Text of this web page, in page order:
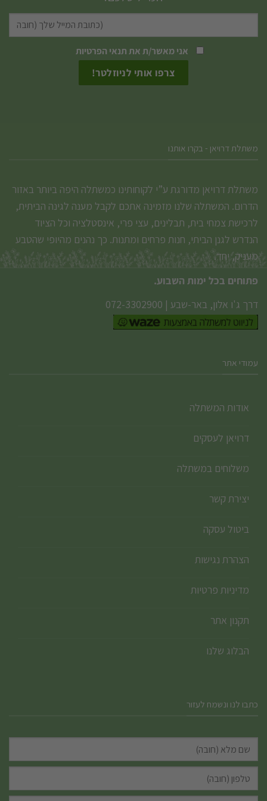
את
האפשרויות
אני מאשר/ת אתתנאי הפרטיות
משתלת דרויאן - בקרו אותנו
משתלת דרויאן מדורגת ע”י לקוחותינו כמשתלה היפה ביותר באזור
הדרום. המשתלה שלנו מזמינה אתכם לקבל מענה לגינה הביתית,
לרכישת צמחי בית, תבלינים, עצי פרי, אינסטלציה וכל הציוד
הנדרש לגנן הביתי, חנות פרחים ומתנות. כך נהנים מהיופי שהטבע
מעניק, יחד.
פתוחים בכל ימות השבוע.
דרך ג'ו אלון, באר-שבע |
072-3302900
עמודי אתר
אודות המשתלה
דרויאן לעסקים
משלוחים במשתלה
יצירת קשר
ביטול עסקה
הצהרת נגישות
מדיניות פרטיות
תקנון אתר
הבלוג שלנו
כתבו לנו ונשמח לעזור